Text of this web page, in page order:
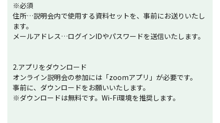
※必須
住所…説明会内で使用する資料セットを、事前にお送りいたし
ます。
メールアドレス…ログインIDやパスワードを送信いたします。
2.アプリをダウンロード
オンライン説明会の参加には「zoomアプリ」が必要です。
事前に、ダウンロードをお願いいたします。
※ダウンロードは無料です。Wi-Fi環境を推奨します。